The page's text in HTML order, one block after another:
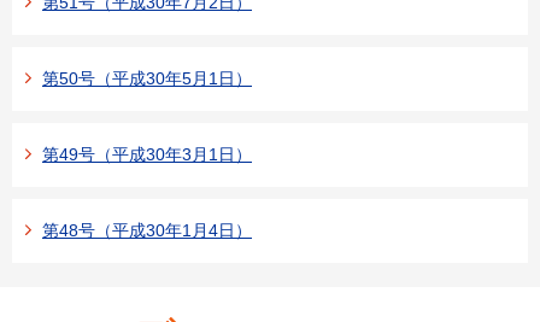
第50号（平成30年5月1日）
第49号（平成30年3月1日）
第48号（平成30年1月4日）